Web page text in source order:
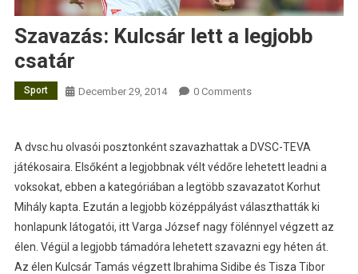
Szavazás: Kulcsár lett a legjobb
csatár
Sport December 29, 2014 0 Comments
A dvsc.hu olvasói posztonként szavazhattak a DVSC-TEVA
játékosaira. Elsőként a legjobbnak vélt védőre lehetett leadni a
voksokat, ebben a kategóriában a legtöbb szavazatot Korhut
Mihály kapta. Ezután a legjobb középpályást választhatták ki
honlapunk látogatói, itt Varga József nagy fölénnyel végzett az
élen. Végül a legjobb támadóra lehetett szavazni egy héten át.
Az élen Kulcsár Tamás végzett Ibrahima Sidibe és Tisza Tibor